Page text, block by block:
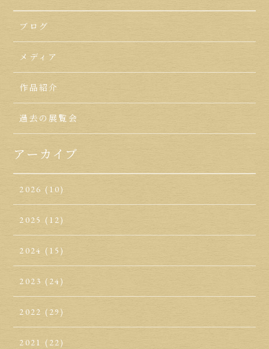
ブログ
メディア
作品紹介
過去の展覧会
アーカイブ
2026 (10)
2025 (12)
2024 (15)
2023 (24)
2022 (29)
2021 (22)